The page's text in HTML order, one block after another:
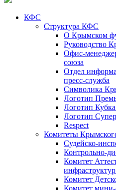
КФС
Структура КФС
О Крымском
Руководство
Офис-
союза
Отдел
пресс-служба
Символика
Логотип
Логотип
Логотип
Respect
Комитеты
Судейско-
Контрольно-
Комитет
Комитет
Комитет